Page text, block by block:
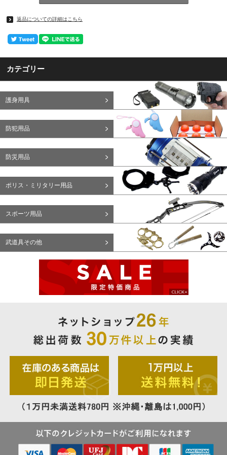
返品についての詳細はこちら
カテゴリー
護身用具
防犯用品
防災用品
ポリス・ミリタリー用品
スポーツ用品
武道具その他